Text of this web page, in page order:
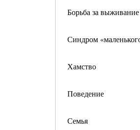
Борьба за выживание
Синдром
Хамство
Поведение
Семья